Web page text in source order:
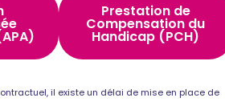
Prestation de
Compensation du
Handicap (PCH)
il existe un délai de mise en place de